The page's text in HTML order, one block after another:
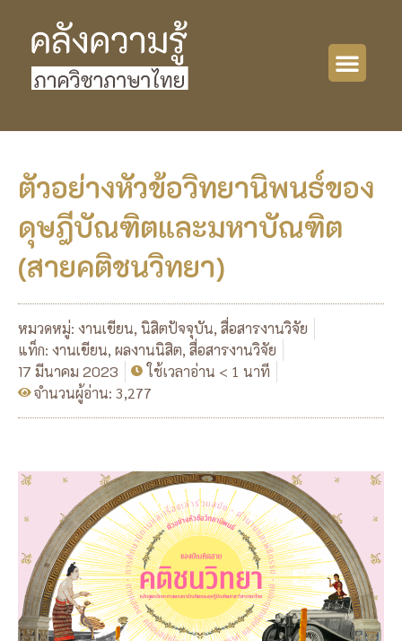
ตัวอย่างหัวข้อวิทยานิพนธ์ของ
ดุษฎีบัณฑิตและมหาบัณฑิต
(สายคติชนวิทยา)
หมวดหมู่: งานเขียน, นิสิตปัจจุบัน, สื่อสารงานวิจัย
แท็ก: งานเขียน, ผลงานนิสิต, สื่อสารงานวิจัย
17 มีนาคม 2023
ใช้เวลาอ่าน < 1 นาที
จำนวนผู้อ่าน: 3,277